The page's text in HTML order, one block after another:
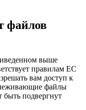
файлов
выше
правилам ЕС
вам доступ к
файлы
быть подвергнут